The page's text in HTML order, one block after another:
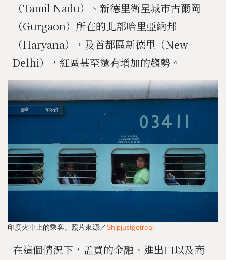
（Tamil Nadu）、新德里衛星城市古爾岡
（Gurgaon）所在的北部哈里亞納邦
（Haryana），及首都區新德里（New
Delhi），紅區甚至還有增加的趨勢。
印度火車上的乘客。照片來源／Shipjustgotreal
在這個情況下，孟買的金融、進出口以及商